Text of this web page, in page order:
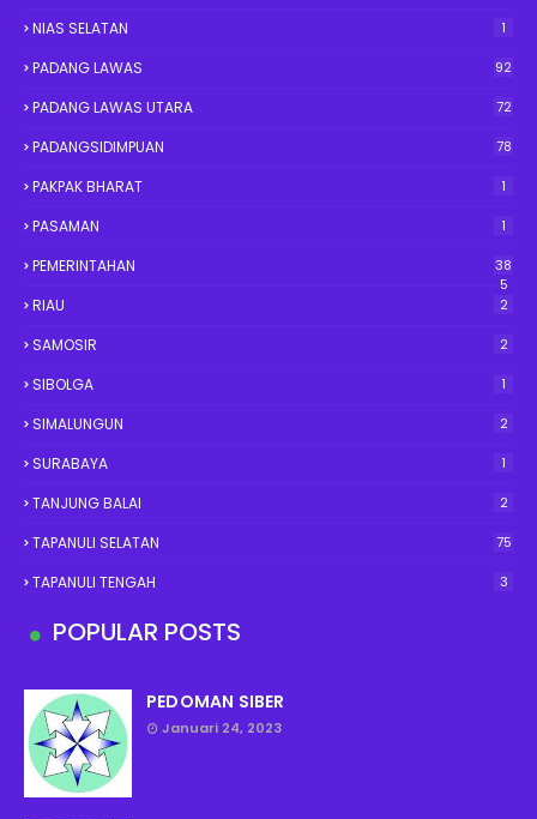
NIAS SELATAN 1
PADANG LAWAS 92
PADANG LAWAS UTARA 72
PADANGSIDIMPUAN 78
PAKPAK BHARAT 1
PASAMAN 1
PEMERINTAHAN
38
5
RIAU 2
SAMOSIR 2
SIBOLGA 1
SIMALUNGUN 2
SURABAYA 1
TANJUNG BALAI 2
TAPANULI SELATAN 75
TAPANULI TENGAH 3
POPULAR POSTS
PEDOMAN SIBER
Januari 24, 2023